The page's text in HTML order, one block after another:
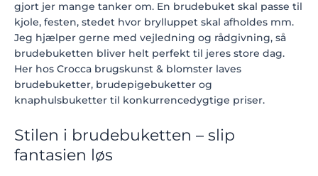
gjort jer mange tanker om. En brudebuket skal passe til
kjole, festen, stedet hvor brylluppet skal afholdes mm.
Jeg hjælper gerne med vejledning og rådgivning, så
brudebuketten bliver helt perfekt til jeres store dag.
Her hos Crocca brugskunst & blomster laves
brudebuketter, brudepigebuketter og
knaphulsbuketter til konkurrencedygtige priser.
Stilen i brudebuketten – slip
fantasien løs